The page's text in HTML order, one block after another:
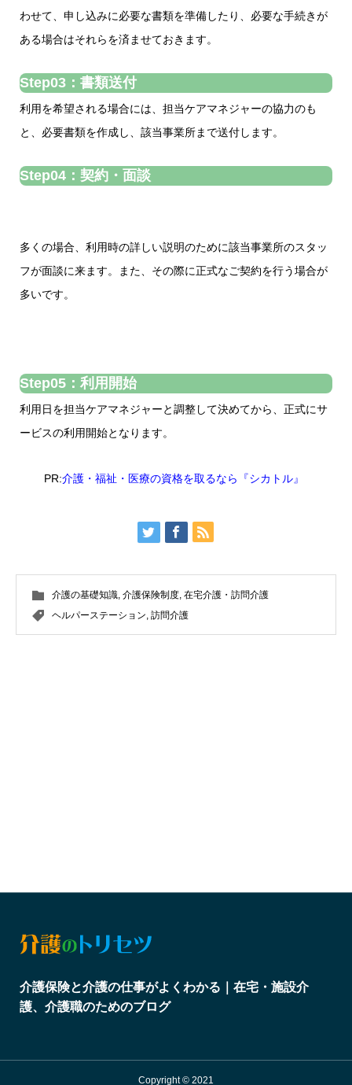
わせて、申し込みに必要な書類を準備したり、必要な手続きが
ある場合はそれらを済ませておきます。
Step03：書類送付
利用を希望される場合には、担当ケアマネジャーの協力のも
と、必要書類を作成し、該当事業所まで送付します。
Step04：契約・面談
多くの場合、利用時の詳しい説明のために該当事業所のスタッ
フが面談に来ます。また、その際に正式なご契約を行う場合が
多いです。
Step05：利用開始
利用日を担当ケアマネジャーと調整して決めてから、正式にサ
ービスの利用開始となります。
PR:介護・福祉・医療の資格を取るなら『シカトル』
介護の基礎知識, 介護保険制度, 在宅介護・訪問介護
ヘルパーステーション, 訪問介護
介護保険と介護の仕事がよくわかる｜在宅・施設介
護、介護職のためのブログ
Copyright © 2021